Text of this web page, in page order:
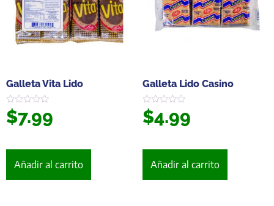
Galleta Vita Lido
Valorado
en
$7.99
Añadir al carrito
Galleta Lido Casino
Valorado
en
$4.99
Añadir al carrito